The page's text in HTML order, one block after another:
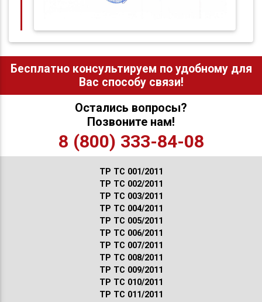
Бесплатно консультируем по удобному для
Вас способу связи!
Остались вопросы?
Позвоните нам!
8 (800) 333-84-08
ТР ТС 001/2011
ТР ТС 002/2011
ТР ТС 003/2011
ТР ТС 004/2011
ТР ТС 005/2011
ТР ТС 006/2011
ТР ТС 007/2011
ТР ТС 008/2011
ТР ТС 009/2011
ТР ТС 010/2011
ТР ТС 011/2011